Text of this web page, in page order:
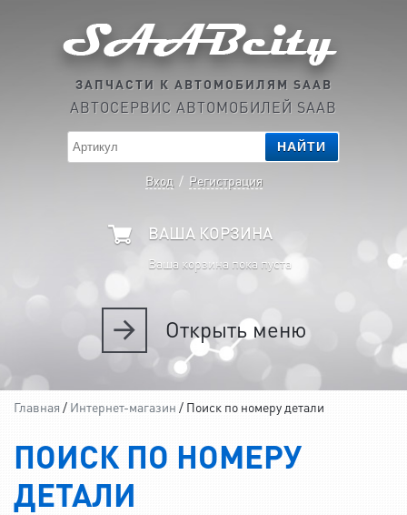
ЗАПЧАСТИ К АВТОМОБИЛЯМ SAAB
АВТОСЕРВИС АВТОМОБИЛЕЙ SAAB
НАЙТИ
Вход / Регистрация
ВАША КОРЗИНА
Ваша корзина пока пуста
Открытьменю
Главная / Интернет-магазин / Поиск по номеру детали
ПОИСК ПО НОМЕРУ
ДЕТАЛИ